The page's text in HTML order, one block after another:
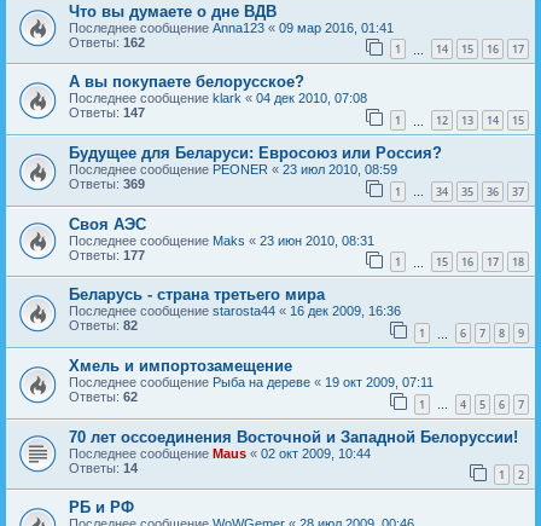
Что вы думаете о дне ВДВ
Последнее сообщение Anna123 « 09 мар 2016, 01:41
Ответы: 162 1 14 15 16 17
А вы покупаете белорусское?
Последнее сообщение klark « 04 дек 2010, 07:08
Ответы: 147 1 12 13 14 15
Будущее для Беларуси: Евросоюз или Россия?
Последнее сообщение PEONER « 23 июл 2010, 08:59
Ответы: 369 1 … 34 35 36 37
Своя АЭС
Последнее сообщение Maks « 23 июн 2010, 08:31
Ответы: 177 1 15 16 17 18
Беларусь - страна третьего мира
Последнее сообщение starosta44 « 16 дек 2009, 16:36
Ответы: 82 1 6 7 8 9
Хмель и импортозамещение
Последнее сообщение Рыба на дереве « 19 окт 2009, 07:11
Ответы: 62 1 … 4 5 6 7
70 лет оссоединения Восточной и Западной Белоруссии!
Последнее сообщение Maus « 02 окт 2009, 10:44
Ответы: 14 1 2
РБ и РФ